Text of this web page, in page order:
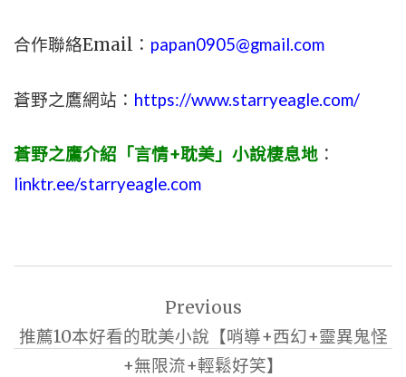
合作聯絡Email： papan0905@gmail.com
蒼野之鷹網站： https://www.starryeagle.com/
蒼野之鷹介紹「言情+耽美」小說棲息地 ：
linktr.ee/starryeagle.com
導
Previous
推薦10本好看的耽美小說【哨導+西幻+靈異鬼怪
+無限流+輕鬆好笑】